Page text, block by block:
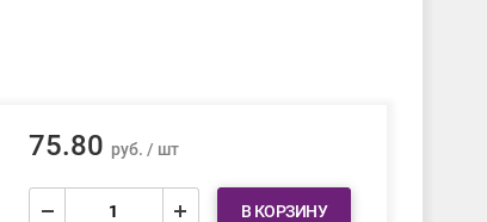
75.80 руб. / шт
В КОРЗИНУ